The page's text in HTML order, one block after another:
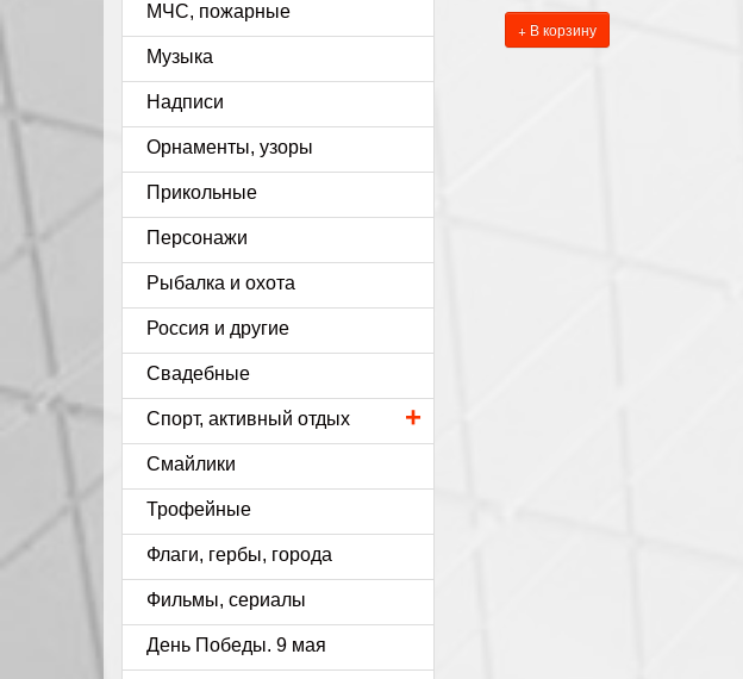
+ В корзину
МЧС, пожарные
Музыка
Надписи
Орнаменты, узоры
Прикольные
Персонажи
Рыбалка и охота
Россия и другие
Свадебные
+
Спорт, активный отдых
Смайлики
Трофейные
Флаги, гербы, города
Фильмы, сериалы
День Победы. 9 мая